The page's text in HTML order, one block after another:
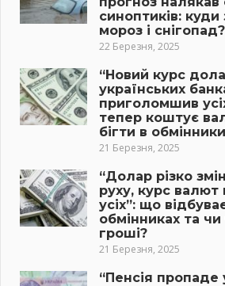
синоптиків: куди
мороз і снігопад?
22 Березня, 2025
“Новий курс
українських
приголомшив
тепер коштує
бігти в
21 Березня, 2025
“Долар різко
руху, курс
усіх”: що
обмінниках та
гроші?
21 Березня, 2025
“Пенсія пропаде